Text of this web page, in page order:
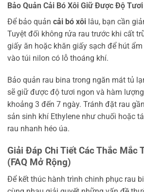
Bảo Quản Cải Bó Xôi Giữ Được Độ
Để bảo quản cải bó xôi lâu, bạn cần
Tuyệt đối không rửa rau trước khi cất
giấy ăn hoặc khăn giấy sạch để hút
vào túi nilon có lỗ thoáng khí.
Bảo quản rau bina trong ngăn mát tủ
sẽ giữ được độ tươi ngon và hàm
khoảng 3 đến 7 ngày. Tránh đặt rau
sản sinh khí Ethylene như chuối hoặc
rau nhanh héo úa.
Giải Đáp Chi Tiết Các Thắc Mắc
(FAQ Mở Rộng)
Để kết thúc hành trình chinh phục rau